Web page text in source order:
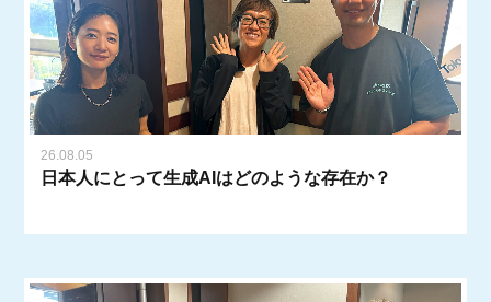
26.08.05
日本人にとって生成AIはどのような存在か？